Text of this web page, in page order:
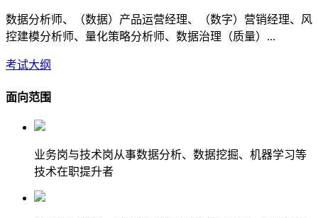
数据分析师、（数据）产品运营经理、（数字）营销经理、风
控建模分析师、量化策略分析师、数据治理（质量）...
考试大纲
面向范围
业务岗与技术岗从事数据分析、数据挖掘、机器学习等
技术在职提升者